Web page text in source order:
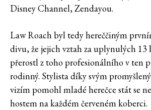
Disney Channel, Zendayou.
Law Roach byl tedy hereččiným
divu, že jejich vztah za uplynulých 13
přerostl z toho profesionálního v ten
rodinný. Stylista díky svým
vizím pomohl mladé herečce stát se
hostem na každém červeném koberci.